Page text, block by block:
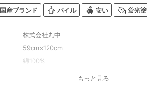
国産ブランド パイル 安い 蛍光
株式会社丸中
59cm×120cm
綿100%
もっと見る